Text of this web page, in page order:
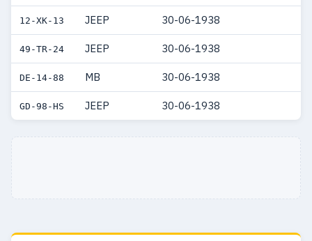
12-XK-13 JEEP 30-06-1938
49-TR-24 JEEP 30-06-1938
DE-14-88 MB 30-06-1938
GD-98-HS JEEP 30-06-1938